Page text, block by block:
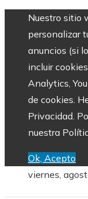
Nuestro sitio
personalizar
anuncios (si
incluir
Analytics,
de cookies.
Privacidad.
nuestra
Ok, Acepto
viernes,